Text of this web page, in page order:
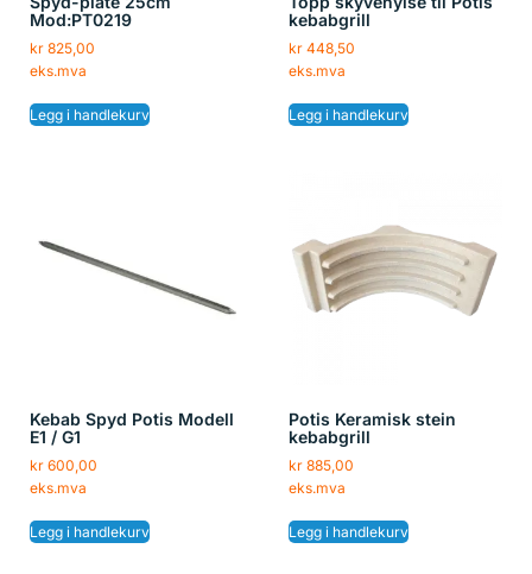
Mod:PT0219
kr 825,00
eks.mva
Legg i handlekurv
kebabgrill
kr448,50
eks.mva
Legg i handlekurv
Kebab Spyd Potis Modell
E1 / G1
kr 600,00
eks.mva
Legg i handlekurv
Potis Keramisk stein
kebabgrill
kr885,00
eks.mva
Legg i handlekurv